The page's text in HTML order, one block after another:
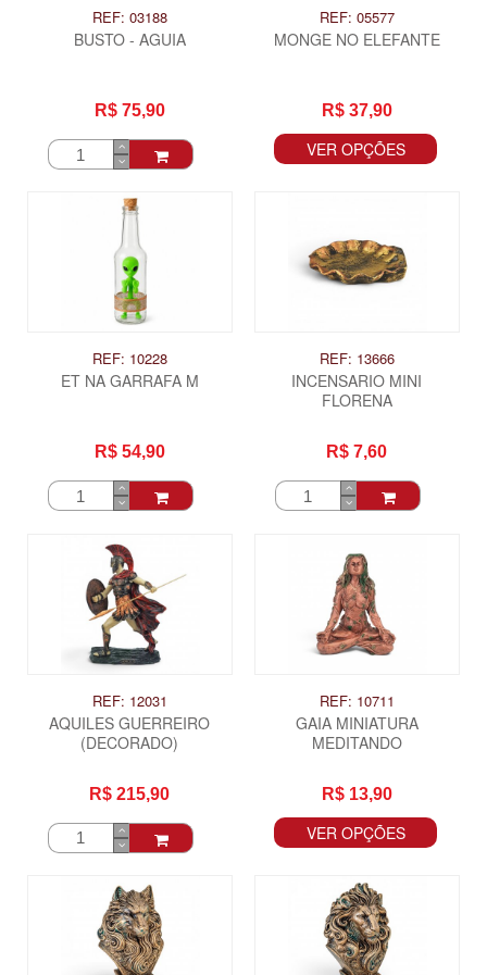
REF: 03188
BUSTO - AGUIA
R$ 75,90
REF: 05577
MONGE NO ELEFANTE
R$ 37,90
VER OPÇÕES
REF: 10228
ET NA GARRAFA M
R$ 54,90
REF: 13666
INCENSARIO MINI
FLORENA
R$ 7,60
REF: 12031
AQUILES GUERREIRO
(DECORADO)
R$ 215,90
REF: 10711
GAIA MINIATURA
MEDITANDO
R$ 13,90
VER OPÇÕES